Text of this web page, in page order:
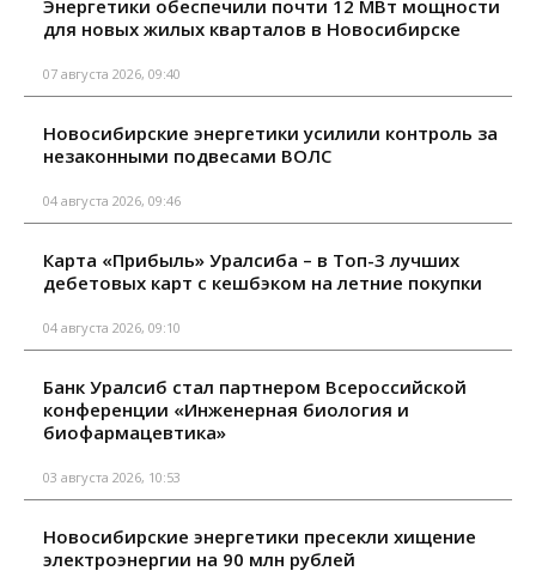
Энергетики обеспечили почти 12 МВт мощности
для новых жилых кварталов в Новосибирске
07 августа 2026, 09:40
Новосибирские энергетики усилили контроль за
незаконными подвесами ВОЛС
04 августа 2026, 09:46
Карта «Прибыль» Уралсиба – в Топ-3 лучших
дебетовых карт с кешбэком на летние покупки
04 августа 2026, 09:10
Банк Уралсиб стал партнером Всероссийской
конференции «Инженерная биология и
биофармацевтика»
03 августа 2026, 10:53
Новосибирские энергетики пресекли хищение
электроэнергии на 90 млн рублей